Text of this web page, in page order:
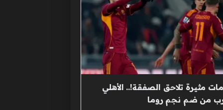
مثيرة تلاحق الصفقة!.. الأهلي
من ضم نجم روما